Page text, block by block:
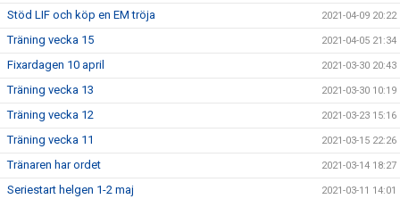
Stöd LIF och köp en EM tröja 2021-04-09 20:22
Träning vecka 15 2021-04-05 21:34
Fixardagen 10 april 2021-03-30 20:43
Träning vecka 13 2021-03-30 10:19
Träning vecka 12 2021-03-23 15:16
Träning vecka 11 2021-03-15 22:26
Tränaren har ordet 2021-03-14 18:27
Seriestart helgen 1-2 maj 2021-03-11 14:01